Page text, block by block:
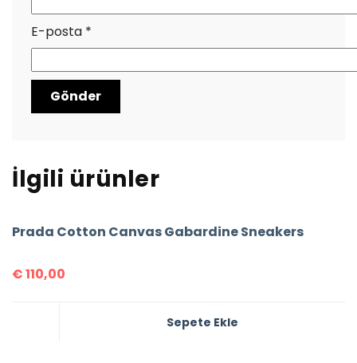
E-posta *
İlgili ürünler
Prada Cotton Canvas Gabardine Sneakers
€110,00
Sepete Ekle